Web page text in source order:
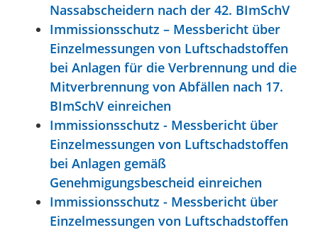
Nassabscheidern nach der 42. BImSchV
Immissionsschutz – Messbericht über
Einzelmessungen von Luftschadstoffen
bei Anlagen für die Verbrennung und die
Mitverbrennung von Abfällen nach 17.
BImSchV einreichen
Immissionsschutz - Messbericht über
Einzelmessungen von Luftschadstoffen
bei Anlagen gemäß
Genehmigungsbescheid einreichen
Immissionsschutz - Messbericht über
Einzelmessungen von Luftschadstoffen